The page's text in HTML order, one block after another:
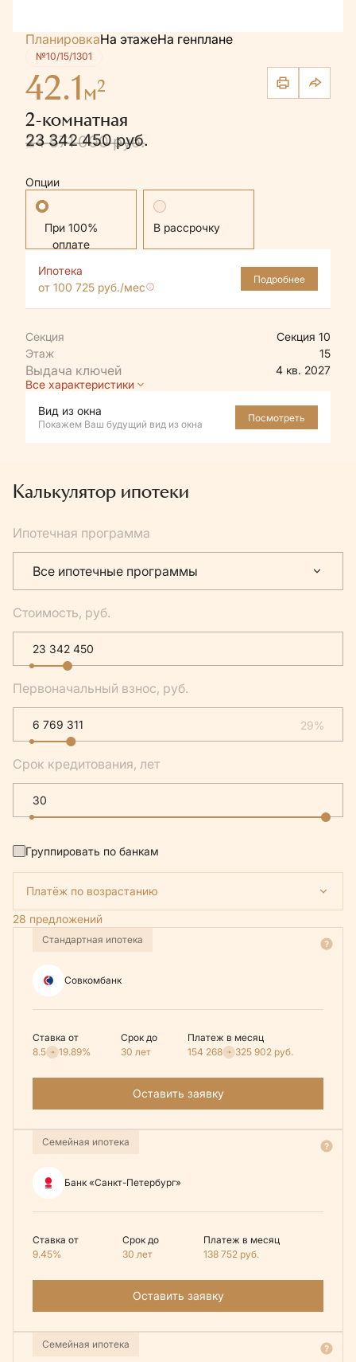
ПланировкаНа этажеНа генплане
№10/15/1301
42.1м2
2-комнатная
24 571 000 руб.
23 342 450 руб.
Опции
Стандартная В рассрочку
Ипотека
от 100 725 руб./мес
Подробнее
Секция
Секция 10
Этаж
15
4 кв. 2027
Все характеристики
Вид из окна
Покажем Ваш будущий вид из окна
Посмотреть
Калькулятор ипотеки
Ипотечная программа
Все ипотечные программы
Стоимость, руб.
Первоначальный взнос, руб.
29%
Срок кредитования, лет
Группировать по банкам
Платёж по возрастанию
28 предложений
Стандартная ипотека
Совкомбанк
Ставка от
8.5
19.89%
Срок до
30 лет
Платеж в месяц
154 268
325 902 руб.
Оставить заявку
Семейная ипотека
Банк «Санкт-Петербург»
Ставка от
9.45%
Срок до
30 лет
Платеж в месяц
138 752 руб.
Оставить заявку
Семейная ипотека